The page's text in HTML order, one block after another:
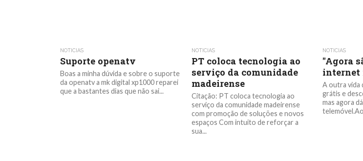
NOTICIAS
Suporte openatv
Boas a minha dúvida e sobre o suporte
da openatv a mk digital xp1000 reparei
que a bastantes dias que não sai...
NOTICIAS
PT coloca tecnologia ao
serviço da comunidade
madeirense
Citação: PT coloca tecnologia ao
serviço da comunidade madeirense
com promoção de soluções e novos
espaços Com intuito de reforçar a
sua...
NOTICIAS
"Agora
internet
A outra vida
grátis e
mas agora